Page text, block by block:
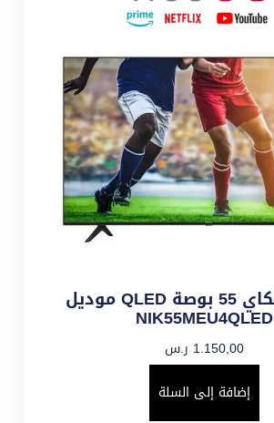
شاشة نيكاي 55 بوصة QLED موديل
NIK55MEU4QLED
1.150,00 ر.س
إضافة إلى السلة